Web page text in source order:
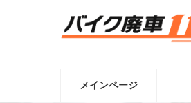
メインページ